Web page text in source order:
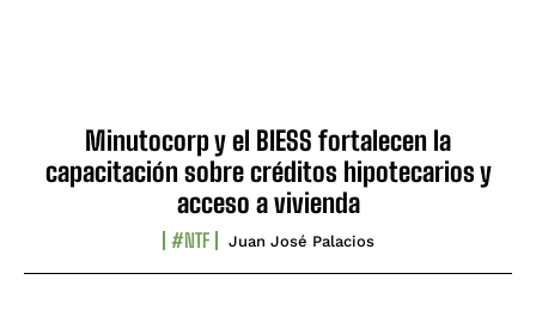
Minutocorp y el BIESS fortalecen la
capacitación sobre créditos hipotecarios y
acceso a vivienda
#NTF Juan José Palacios